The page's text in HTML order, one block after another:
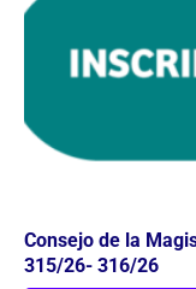
Consejo de la
315/26- 316/26